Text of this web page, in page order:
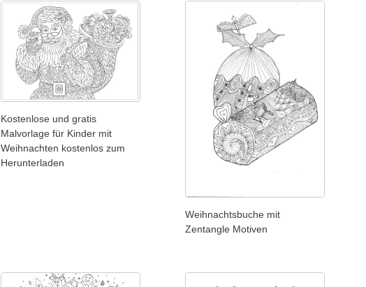
Kostenlose und gratis
Malvorlage für Kinder mit
Weihnachten kostenlos zum
Herunterladen
Weihnachtsbuche mit
Zentangle Motiven